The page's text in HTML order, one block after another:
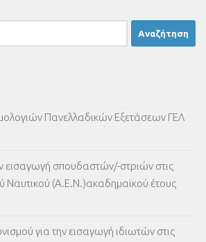
Πανελλαδικών Εξετάσεων ΓΕΛ
εισαγωγή σπουδαστών/-στριών στις
Ναυτικού (Α.Ε.Ν.)ακαδημαϊκού έτους
για την εισαγωγή ιδιωτών στις